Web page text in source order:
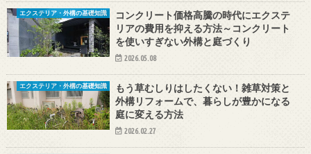
エクステリア・外構の基礎知識
コンクリート価格高騰の時代にエクステ
リアの費用を抑える方法～コンクリート
を使いすぎない外構と庭づくり
2026.05.08
エクステリア・外構の基礎知識
もう草むしりはしたくない！雑草対策と
外構リフォームで、暮らしが豊かになる
庭に変える方法
2026.02.27